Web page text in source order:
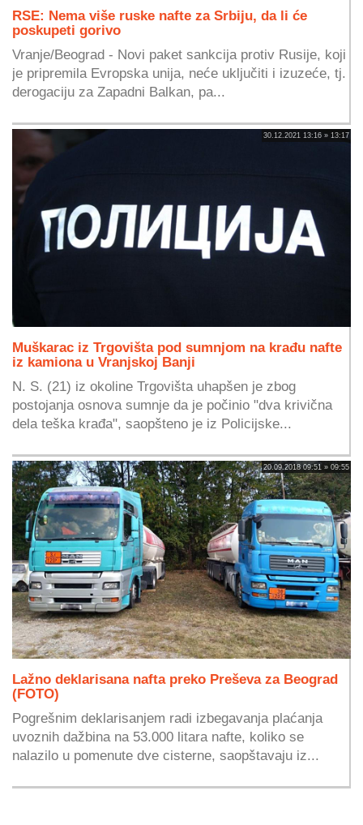
RSE: Nema više ruske nafte za Srbiju, da li će
poskupeti gorivo
Vranje/Beograd - Novi paket sankcija protiv Rusije, koji
je pripremila Evropska unija, neće uključiti i izuzeće, tj.
derogaciju za Zapadni Balkan, pa...
30.12.2021 13:16 » 13:17
Muškarac iz Trgovišta pod sumnjom na krađu nafte
iz kamiona u Vranjskoj Banji
N. S. (21) iz okoline Trgovišta uhapšen je zbog
postojanja osnova sumnje da je počinio "dva krivična
dela teška krađa", saopšteno je iz Policijske...
20.09.2018 09:51 » 09:55
Lažno deklarisana nafta preko Preševa za Beograd
(FOTO)
Pogrešnim deklarisanjem radi izbegavanja plaćanja
uvoznih dažbina na 53.000 litara nafte, koliko se
nalazilo u pomenute dve cisterne, saopštavaju iz...